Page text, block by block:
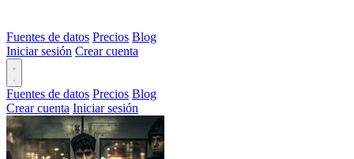
Fuentes de datos Precios Blog
Iniciar sesión Crear cuenta
Fuentes de datos Precios Blog
Crear cuenta Iniciar sesión